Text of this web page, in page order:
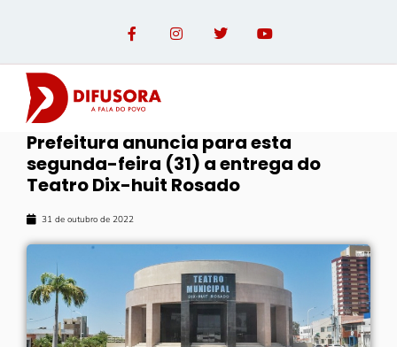
Prefeitura anuncia para esta
segunda-feira (31) a entrega do
Teatro Dix-huit Rosado
31 de outubro de 2022